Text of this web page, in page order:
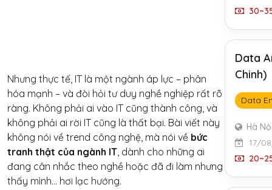
Nhưng thực tế, IT là một ngành áp lực – phân
hóa mạnh – và đòi hỏi tư duy nghề nghiệp rất rõ
ràng. Không phải ai vào IT cũng thành công, và
không phải ai rời IT cũng là thất bại. Bài viết này
không nói về trend công nghệ, mà nói về bức
tranh thật của ngành IT, dành cho những ai
đang cân nhắc theo nghề hoặc đã đi làm nhưng
thấy mình… hơi lạc hướng.
Data
Chinh)
Data
Hà
17/